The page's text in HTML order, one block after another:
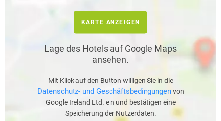
KARTE ANZEIGEN
Lage des Hotels auf Google Maps
ansehen.
Mit Klick auf den Button willigen Sie in die
Datenschutz- und Geschäftsbedingungenvon
Google Ireland Ltd. ein und bestätigen eine
Speicherung der Nutzerdaten.